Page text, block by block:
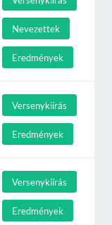
Nevezettek
Eredmények
Versenykiírás
Eredmények
Versenykiírás
Eredmények